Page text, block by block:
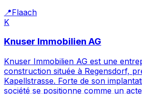
📍Flaach
K
Knuser Immobilien AG
Knuser Immobilien AG est une
construction située à Regensdorf,
Kapellstrasse. Forte de son
société se positionne comme un